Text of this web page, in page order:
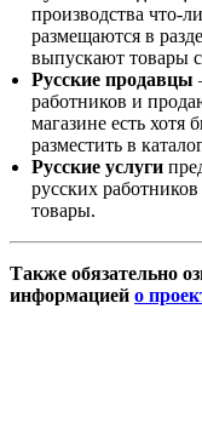
производства что-
размещаются в
выпускают товары
Русские продавцы
работников и
магазине есть
разместить в
Русские услуги
русских
товары.
Также обязательно
информацией о